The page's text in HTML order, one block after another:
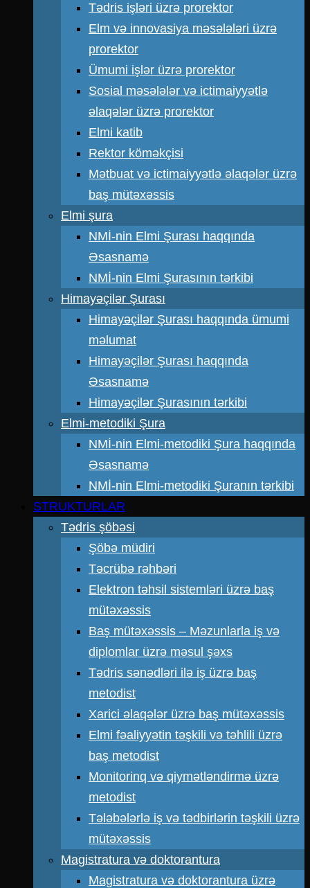
Tədris işləri üzrə prorektor
Elm və innovasiya məsələləri üzrə
prorektor
Ümumi işlər üzrə prorektor
Sosial məsələlər və ictimaiyyətlə
əlaqələr üzrə prorektor
Elmi katib
Rektor köməkçisi
Mətbuat və ictimaiyyətlə əlaqələr üzrə
baş mütəxəssis
Elmi şura
NMİ-nin Elmi Şurası haqqında
Əsasnamə
NMİ-nin Elmi Şurasının tərkibi
Himayəçilər Şurası
Himayəçilər Şurası haqqında ümumi
məlumat
Himayəçilər Şurası haqqında
Əsasnamə
Himayəçilər Şurasının tərkibi
Elmi-metodiki Şura
NMİ-nin Elmi-metodiki Şura haqqında
Əsasnamə
NMİ-nin Elmi-metodiki Şuranın tərkibi
STRUKTURLAR
Tədris şöbəsi
Şöbə müdiri
Təcrübə rəhbəri
Elektron təhsil sistemləri üzrə baş
mütəxəssis
Baş mütəxəssis – Məzunlarla iş və
diplomlar üzrə məsul şəxs
Tədris sənədləri ilə iş üzrə baş
metodist
Xarici əlaqələr üzrə baş mütəxəssis
Elmi fəaliyyətin təşkili və təhlili üzrə
baş metodist
Monitorinq və qiymətləndirmə üzrə
metodist
Tələbələrlə iş və tədbirlərin təşkili üzrə
mütəxəssis
Magistratura və doktorantura
Magistratura və doktorantura üzrə